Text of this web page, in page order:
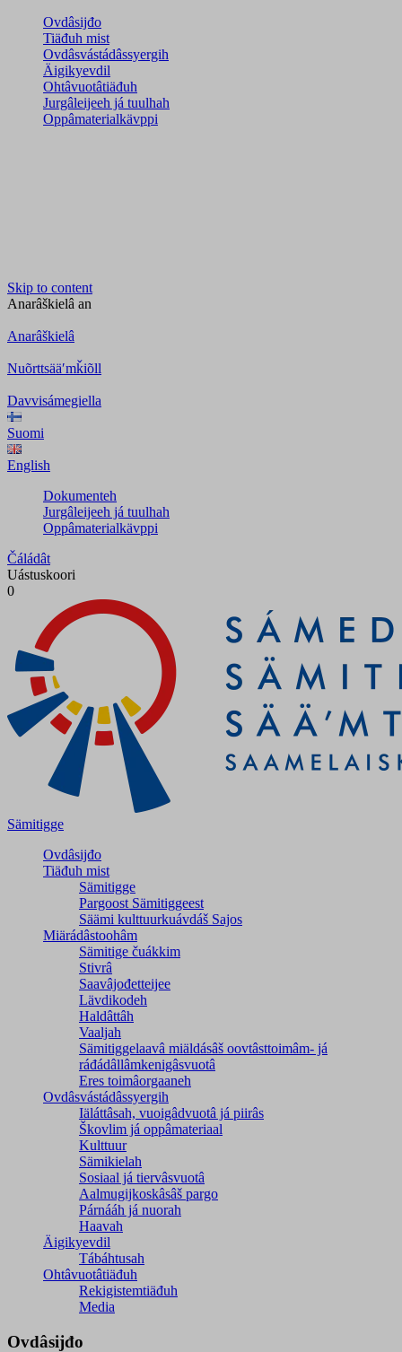
Ovdâsijđo
Tiäđuh mist
Ovdâsvástádâssyergih
Äigikyevdil
Ohtâvuotâtiäđuh
Jurgâleijeeh já tuulhah
Oppâmaterialkävppi
Skip to content
Anarâškielâ an
Anarâškielâ
Nuõrttsääʹmǩiõll
Davvisámegiella
Suomi
English
Dokumenteh
Jurgâleijeeh já tuulhah
Oppâmaterialkävppi
Čáládât
Uástuskoori
0
Sämitigge
Ovdâsijđo
Tiäđuh mist
Sämitigge
Pargoost Sämitiggeest
Säämi kulttuurkuávdáš Sajos
Miärádâstoohâm
Sämitige čuákkim
Stivrâ
Saavâjođetteijee
Lävdikodeh
Haldâttâh
Vaaljah
Sämitiggelaavâ miäldásâš oovtâsttoimâm- já
ráđádâllâmkenigâsvuotâ
Eres toimâorgaaneh
Ovdâsvástádâssyergih
Iäláttâsah, vuoigâdvuotâ já piirâs
Škovlim já oppâmateriaal
Kulttuur
Sämikielah
Sosiaal já tiervâsvuotâ
Aalmugijkoskâsâš pargo
Párnááh já nuorah
Haavah
Äigikyevdil
Tábáhtusah
Ohtâvuotâtiäđuh
Rekigistemtiäđuh
Media
Ovdâsijđo